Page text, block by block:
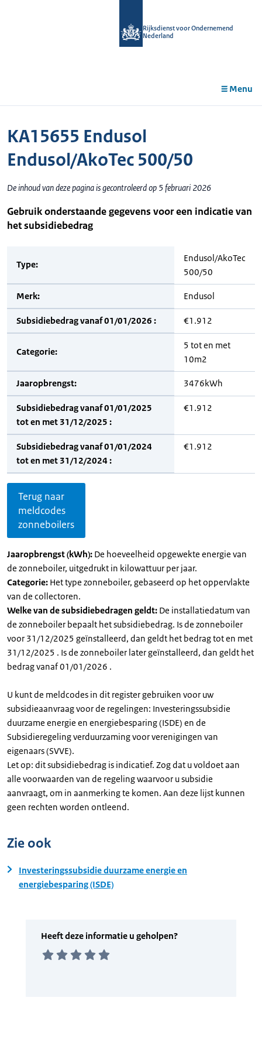
Rijksdienst voor Ondernemend
Nederland
Menu
KA15655 Endusol
Endusol/AkoTec 500/50
De inhoud van deze pagina is gecontroleerd op 5 februari 2026
Gebruik onderstaande gegevens voor een indicatie van
het subsidiebedrag
Type:
Endusol/AkoTec
500/50
Merk: Endusol
Subsidiebedrag vanaf 01/01/2026 : €1.912
Categorie:
5 tot en met
10m2
Jaaropbrengst: 3476kWh
Subsidiebedrag vanaf 01/01/2025
tot en met 31/12/2025 :
€1.912
Subsidiebedrag vanaf 01/01/2024
tot en met 31/12/2024 :
€1.912
Terug naar
meldcodes
zonneboilers
Jaaropbrengst (kWh): De hoeveelheid opgewekte energie van
de zonneboiler, uitgedrukt in kilowattuur per jaar.
Categorie: Het type zonneboiler, gebaseerd op het oppervlakte
van de collectoren.
Welke van de subsidiebedragen geldt: De installatiedatum van
de zonneboiler bepaalt het subsidiebedrag. Is de zonneboiler
voor 31/12/2025 geïnstalleerd, dan geldt het bedrag tot en met
31/12/2025 . Is de zonneboiler later geïnstalleerd, dan geldt het
bedrag vanaf 01/01/2026 .
U kunt de meldcodes in dit register gebruiken voor uw
subsidieaanvraag voor de regelingen: Investeringssubsidie
duurzame energie en energiebesparing (ISDE) en de
Subsidieregeling verduurzaming voor verenigingen van
eigenaars (SVVE).
Let op: dit subsidiebedrag is indicatief. Zog dat u voldoet aan
alle voorwaarden van de regeling waarvoor u subsidie
aanvraagt, om in aanmerking te komen. Aan deze lijst kunnen
geen rechten worden ontleend.
Zie ook
Investeringssubsidie duurzame energie en
energiebesparing (ISDE)